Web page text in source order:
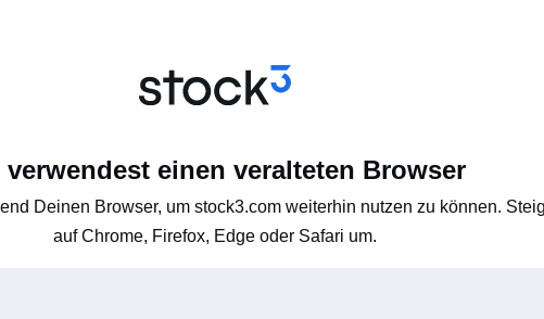
verwendest einen veralteten Browser
Deinen Browser, um stock3.com weiterhin nutzen zu können.
auf Chrome, Firefox, Edge oder Safari um.